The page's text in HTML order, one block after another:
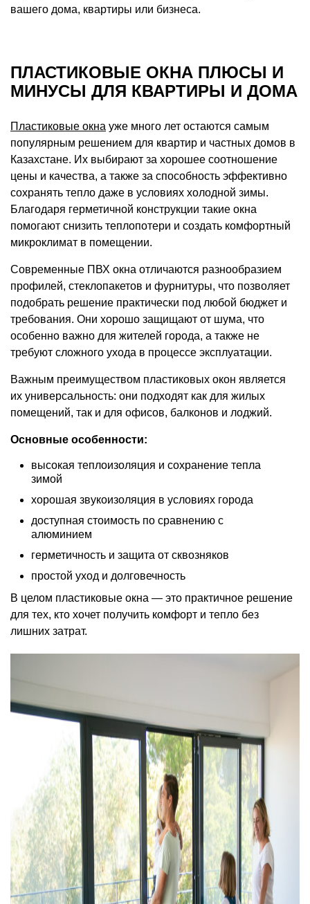
вашего дома, квартиры или бизнеса.
ПЛАСТИКОВЫЕ ОКНА ПЛЮСЫ И
МИНУСЫ ДЛЯ КВАРТИРЫ И ДОМА
Пластиковые окна уже много лет остаются самым
популярным решением для квартир и частных домов в
Казахстане. Их выбирают за хорошее соотношение
цены и качества, а также за способность эффективно
сохранять тепло даже в условиях холодной зимы.
Благодаря герметичной конструкции такие окна
помогают снизить теплопотери и создать комфортный
микроклимат в помещении.
Современные ПВХ окна отличаются разнообразием
профилей, стеклопакетов и фурнитуры, что позволяет
подобрать решение практически под любой бюджет и
требования. Они хорошо защищают от шума, что
особенно важно для жителей города, а также не
требуют сложного ухода в процессе эксплуатации.
Важным преимуществом пластиковых окон является
их универсальность: они подходят как для жилых
помещений, так и для офисов, балконов и лоджий.
Основные особенности:
высокая теплоизоляция и сохранение тепла
зимой
хорошая звукоизоляция в условиях города
доступная стоимость по сравнению с
алюминием
герметичность и защита от сквозняков
простой уход и долговечность
В целом пластиковые окна — это практичное решение
для тех, кто хочет получить комфорт и тепло без
лишних затрат.